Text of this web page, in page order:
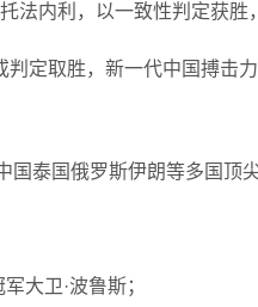
法内利，以一致性判定获胜
定取胜，新一代中国搏击力
国泰国俄罗斯伊朗等多国顶
大卫·波鲁斯；